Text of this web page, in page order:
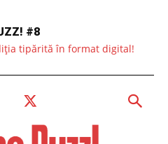
#8
tipărită în format digital!